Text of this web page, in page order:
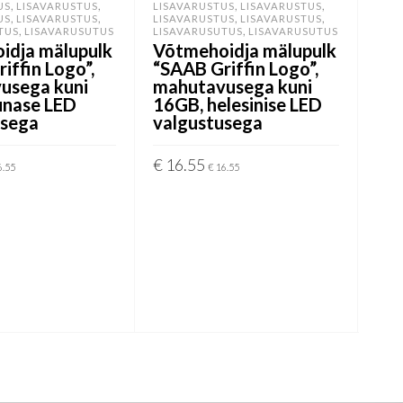
, LISAVARUSTUS,
, LISAVARUSTUS,
, LISAVARUSUTUS
mälupulk
Logo”,
kuni
LED
LISAVARUSTUS, LISAVARUSTUS,
LISAVARUSTUS, LISAVARUSTUS,
LISAVARUSUTUS, LISAVARUSUTUS
Võtmehoidja mälupulk
“SAAB Griffin Logo”,
mahutavusega kuni
16GB, helesinise LED
valgustusega
€16.55 € 16.55